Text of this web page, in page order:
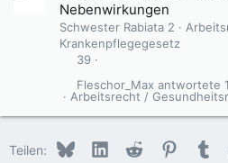
Nebenwirkungen
Schwester Rabiata 2
Krankenpflegegesetz
39
Arbeitsrecht /
Fleschor_Max
Teilen: BlueskyLinkedInReddit Pinterest